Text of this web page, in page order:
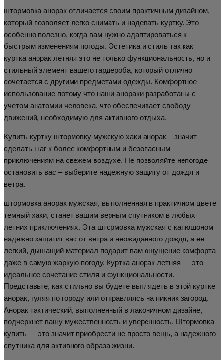
штормовка анорак отличается своим практичным дизайном,
который позволяет легко снимать и надевать куртку. Это
особенно полезно, когда вам нужно адаптироваться к
быстрым изменениям погоды. Эстетика и стиль так как
куртка анорак летняя это не только функциональность, но и
стильный элемент вашего гардероба, который отлично
сочетается с другими предметами одежды. Комфортное
использование потому что наши анораки разработаны с
учетом анатомии человека, что обеспечивает свободу
движений, необходимую для активного отдыха.
Купить куртку штормовку мужскую хаки анорак – значит
сделать шаг к более комфортным и безопасным
приключениям на свежем воздухе. Не позволяйте непогоде
остановить вас – выберите надежную защиту от дождя и
ветра.
штормовка анорак мужская, выполненная в практичном цвете
темный хаки, станет вашим верным спутником в любых
летних приключениях. Эта штормовка мужская с капюшоном
надежно защитит вас от ветра и неожиданного дождя, а ее
легкий, дышащий материал подарит вам ощущение комфорта
даже в самую жаркую погоду. Куртка анорак летняя — это
идеальное сочетание стиля и функциональности.
Представьте, как стильно вы будете выглядеть в этой куртке
анорак, гуляя по городу или отправляясь на пикник загород.
Анорак тактический, выполненный в лаконичном дизайне,
подчеркнет вашу мужественность и уверенность. Штормовка
купить — это значит приобрести не просто вещь, а надежного
спутника для активного образа жизни.